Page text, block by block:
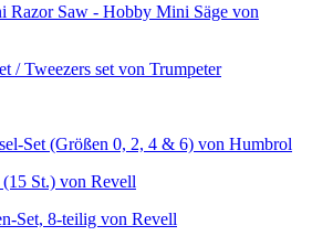
Razor Saw - Hobby Mini Säge von
/ Tweezers set von Trumpeter
Set (Größen 0, 2, 4 & 6) von Humbrol
St.) von Revell
Set, 8-teilig von Revell